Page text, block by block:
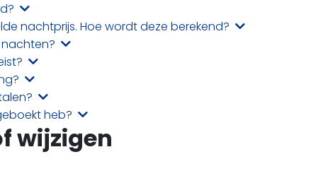
nachtprijs. Hoe wordt deze berekend?
heb?
wijzigen